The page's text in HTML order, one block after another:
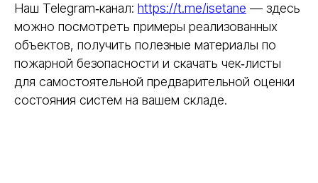
Наш Telegram‑канал: https://t.me/isetane — здесь
можно посмотреть примеры реализованных
объектов, получить полезные материалы по
пожарной безопасности и скачать чек‑листы
для самостоятельной предварительной оценки
состояния систем на вашем складе.